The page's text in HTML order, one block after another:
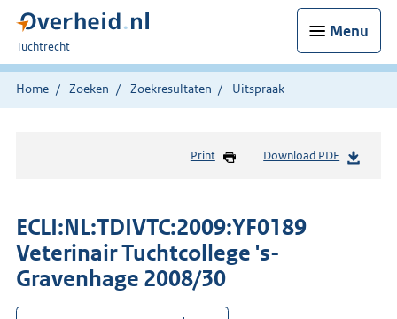
Menu
U
bent
hier:
Tuchtrecht
Home Zoeken Zoekresultaten Uitspraak
Print Download PDF
ECLI:NL:TDIVTC:2009:YF0189
Veterinair Tuchtcollege 's-
Gravenhage 2008/30